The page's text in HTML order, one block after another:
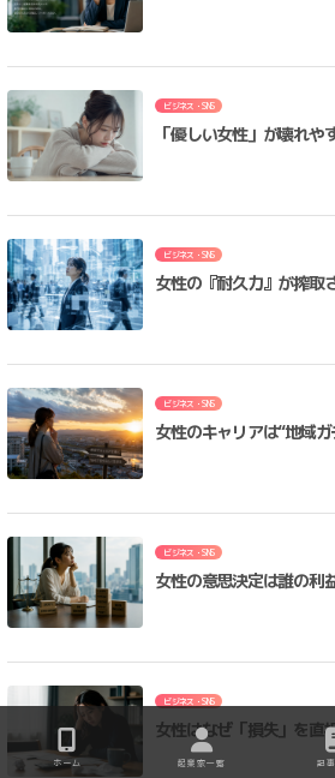
ホーム 起業家一覧 記
ビジネス・SNS
「優しい女性」が壊れや
ビジネス・SNS
女性の『耐久力』が搾取
ビジネス・SNS
女性のキャリアは“地域
ビジネス・SNS
女性の意思決定は誰の利
ビジネス・SNS
女性はなぜ「損失」を直